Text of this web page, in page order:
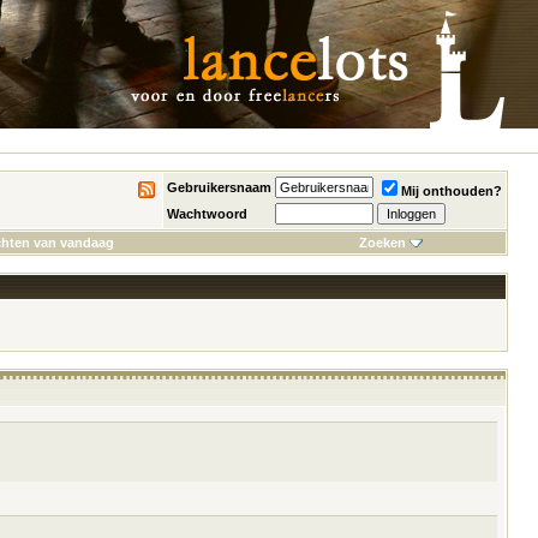
Gebruikersnaam
Mij onthouden?
Wachtwoord
van vandaag Zoeken